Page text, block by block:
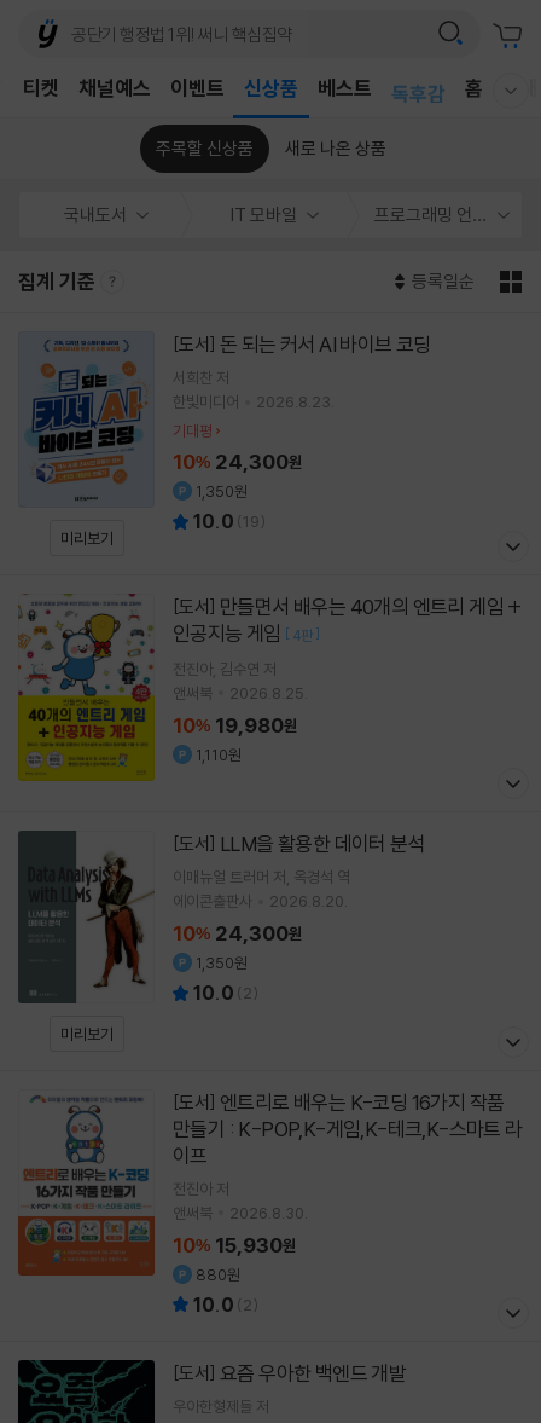
채널예스 이벤트 신상품 베스트 독후감 홈 국
티켓
주목할 신상품 새로 나온 상품
국내도서 IT 모바일 프로그래밍 언어
집계 기준 등록일순
미리보기
[도서] 돈 되는 커서 AI 바이브 코딩
서희찬 저
한빛미디어
2026.8.23.
기대평
10% 24,300원
1,350원
10.0 (19)
[도서]
인공지능 게임 [ 4판 ]
전진아 김수연 저
앤써북
2026.8.25.
10% 19,980원
1,110원
미리보기
[도서] LLM을 활용한 데이터 분석
이매뉴얼 트러머 저 옥경석 역
에이콘출판사
2026.8.20.
10% 24,300원
1,350원
10.0 (2)
[도서]
만들기 : K-POP,K-게임,K-테크,K-스마트 라
이프
전진아 저
앤써북
2026.8.30.
10% 15,930원
880원
10.0 ( 2)
[도서] 요즘 우아한 백엔드 개발
우아한형제들 저